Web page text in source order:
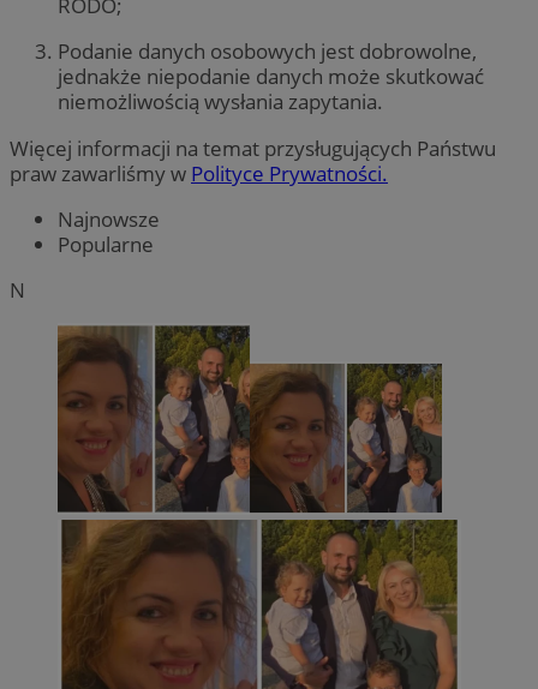
RODO;
Podanie danych osobowych jest dobrowolne,
jednakże niepodanie danych może skutkować
niemożliwością wysłania zapytania.
Więcej informacji na temat przysługujących Państwu
praw zawarliśmy w Polityce Prywatności.
Najnowsze
Popularne
N